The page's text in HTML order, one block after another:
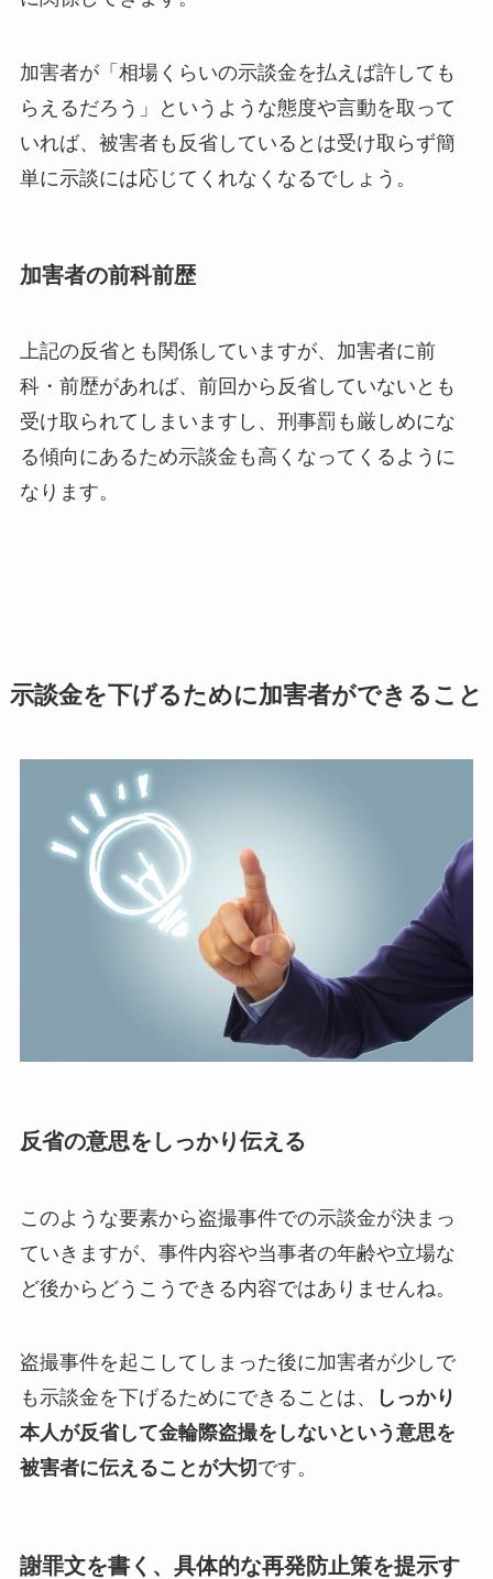
加害者が「相場くらいの示談金を払えば許しても
らえるだろう」というような態度や言動を取って
いれば、被害者も反省しているとは受け取らず簡
単に示談には応じてくれなくなるでしょう。
加害者の前科前歴
上記の反省とも関係していますが、加害者に前
科・前歴があれば、前回から反省していないとも
受け取られてしまいますし、刑事罰も厳しめにな
る傾向にあるため示談金も高くなってくるように
なります。
示談金を下げるために加害者ができること
反省の意思をしっかり伝える
このような要素から盗撮事件での示談金が決まっ
ていきますが、事件内容や当事者の年齢や立場な
ど後からどうこうできる内容ではありませんね。
盗撮事件を起こしてしまった後に加害者が少しで
も示談金を下げるためにできることは、
しっかり
本人が反省して金輪際盗撮をしないという意思を
被害者に伝えることが大切 です。
謝罪文を書く、具体的な再発防止策を提示す